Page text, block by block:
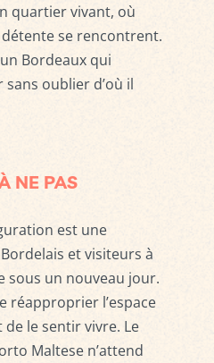
quartier vivant, où
détente se rencontrent.
Bordeaux qui
sans oublier d’où il
NE PAS
est une
et visiteurs à
sous un nouveau jour.
réapproprier l’espace
le sentir vivre. Le
Maltese n’attend